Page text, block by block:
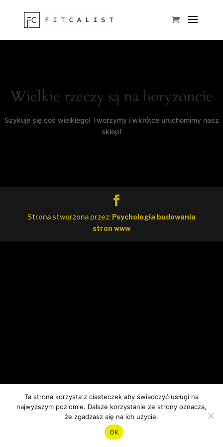
Wielkie rzeczy są na horyzoncie
Szykuje się coś wielkiego! Tworzymy i wkrótce uruchomimy nasz
sklep!
Strona stworzona przez: Psychologia budowania
stron www
Ta strona korzysta z ciasteczek aby świadczyć usługi na
najwyższym poziomie. Dalsze korzystanie ze strony oznacza,
że zgadzasz się na ich użycie.
OK